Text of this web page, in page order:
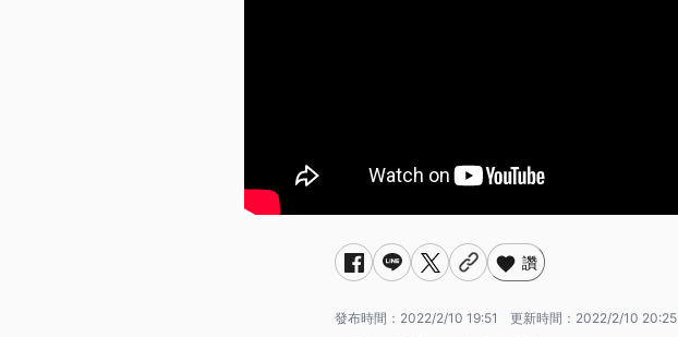
讚
發布時間： 2022/2/10 19:51 更新時間： 2022/2/10 20:25